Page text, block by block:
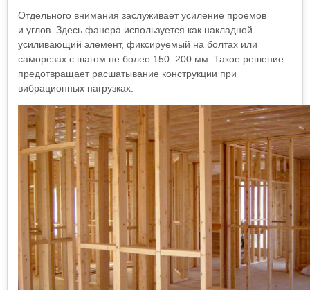
Отдельного внимания заслуживает усиление проемов
и углов. Здесь фанера используется как накладной
усиливающий элемент, фиксируемый на болтах или
саморезах с шагом не более 150–200 мм. Такое решение
предотвращает расшатывание конструкции при
вибрационных нагрузках.